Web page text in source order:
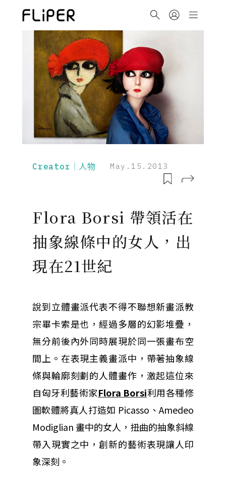
Creator｜人物 May.15.2013
Flora Borsi 帶領活在
抽象線條中的女人，出
現在21世紀
說到立體畫派代表不得不聯想新畫派教
宗畢卡索是也，經過多層的幻影堆疊，
無分前後內外同時展現於同一張畫布空
間上。在表現主義畫派中，帶著抽象線
條與輪廓刻劃的人體畫作，激起這位來
自匈牙利藝術家Flora Borsi利用各種修
圖軟體將真人打造如 Picasso、Amedeo
Modiglian 畫中的女人，扭曲的抽象斜線
帶入現實之中，創新的藝術表現讓人印
象深刻。